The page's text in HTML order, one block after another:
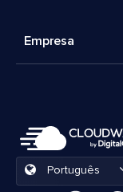
Empresa
Português